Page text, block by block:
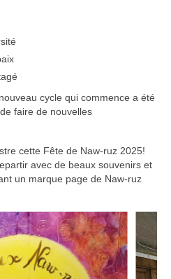
cycle qui commence a été
faire de nouvelles
cette Fête de Naw-ruz 2025!
avec de beaux souvenirs et
un marque page de Naw-ruz